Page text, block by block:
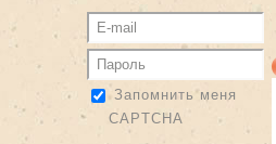
Запомнить меня
CAPTCHA